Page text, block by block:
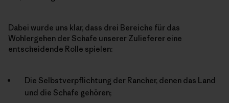
Dabei wurde uns klar, dass drei Bereiche für das
Wohlergehen der Schafe unserer Zulieferer eine
entscheidende Rolle spielen:
Die Selbstverpflichtung der Rancher, denen das Land
und die Schafe gehören;